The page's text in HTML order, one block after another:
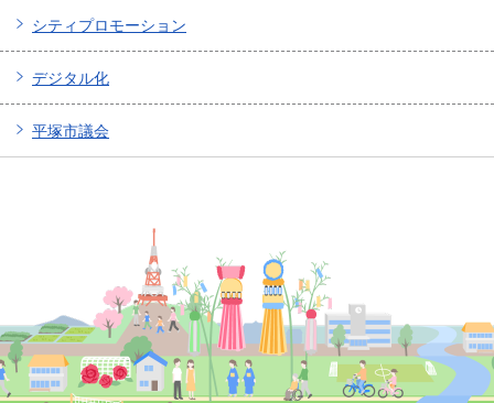
シティプロモーション
デジタル化
平塚市議会